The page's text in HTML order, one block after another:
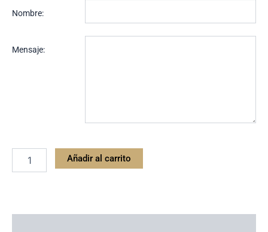
Nombre:
Mensaje:
Añadir al carrito